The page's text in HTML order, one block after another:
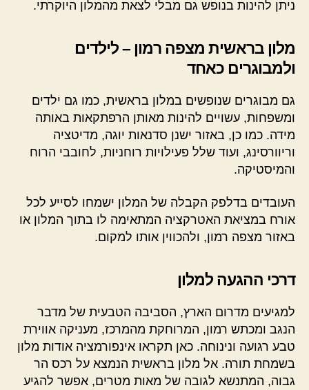
ניתן להינות בנופש גם מבלי לצאת מהמלון היוקרתי.
מלון בראשית מצפה רמון – לילדים
ולמבוגרים כאחד
גם מבוגרים שנופשים במלון בראשית, כמו גם ילדים
ומשפחות, עשויים להינות מאותן הרפתקאות באותה
מידה. כמו כן, באזור ישנן סדנאות יוגה, מדיטציה
וריוורסינג, ועוד שלל פעילויות רוחניות, לחובבי הרוח
והמיסטיקה.
העובדים בדלפק הקבלה של המלון ישמחו לסייע לכל
אורח במציאת האטרקציה המתאימה לו בתוך המלון או
באזור מצפה רמון, ולהכווין אותו למקום.
דרכי ההגעה למלון
למגיעים מדרום הארץ, הסביבה הטבעית של מדבר
הנגב ומכתש רמון, המרוחקת מהמרכז, מעניקה אווירת
טבע רגועה ונינוחה. כאן תקראו אינפורמציה אודות מלון
בשמחת תורה. אל מלון בראשית הנמצא על רכס הר
גבוה, המתנשא לגובה של מאות מטרים, אפשר להגיע